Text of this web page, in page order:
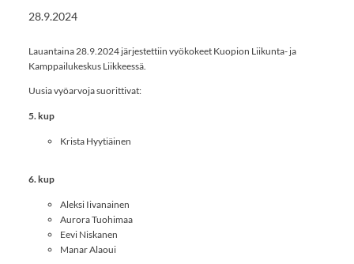
28.9.2024
Lauantaina 28.9.2024 järjestettiin vyökokeet Kuopion Liikunta- ja
Kamppailukeskus Liikkeessä.
Uusia vyöarvoja suorittivat:
5. kup
Krista Hyytiäinen
6. kup
Aleksi Iivanainen
Aurora Tuohimaa
Eevi Niskanen
Manar Alaoui